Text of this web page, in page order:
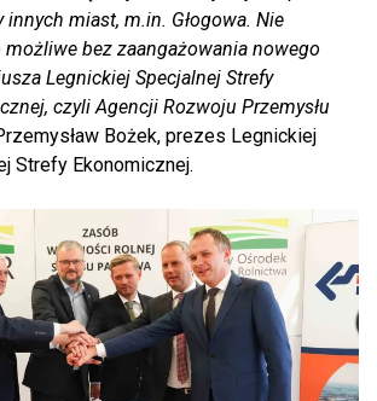
innych miast, m.in. Głogowa. Nie
możliwe bez zaangażowania nowego
Legnickiej Specjalnej Strefy
czyli Agencji Rozwoju Przemysłu
Bożek, prezes Legnickiej
Strefy Ekonomicznej.